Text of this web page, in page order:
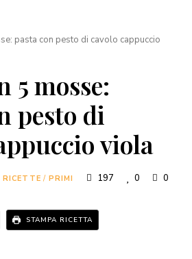
pasta con pesto di cavolo cappuccio
5 mosse:
pesto di
viola
RICETTE / PRIMI 197 0 0
STAMPA RICETTA